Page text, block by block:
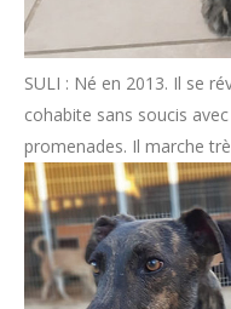
SULI : Né en 2013. Il se
cohabite sans soucis
promenades. Il marche